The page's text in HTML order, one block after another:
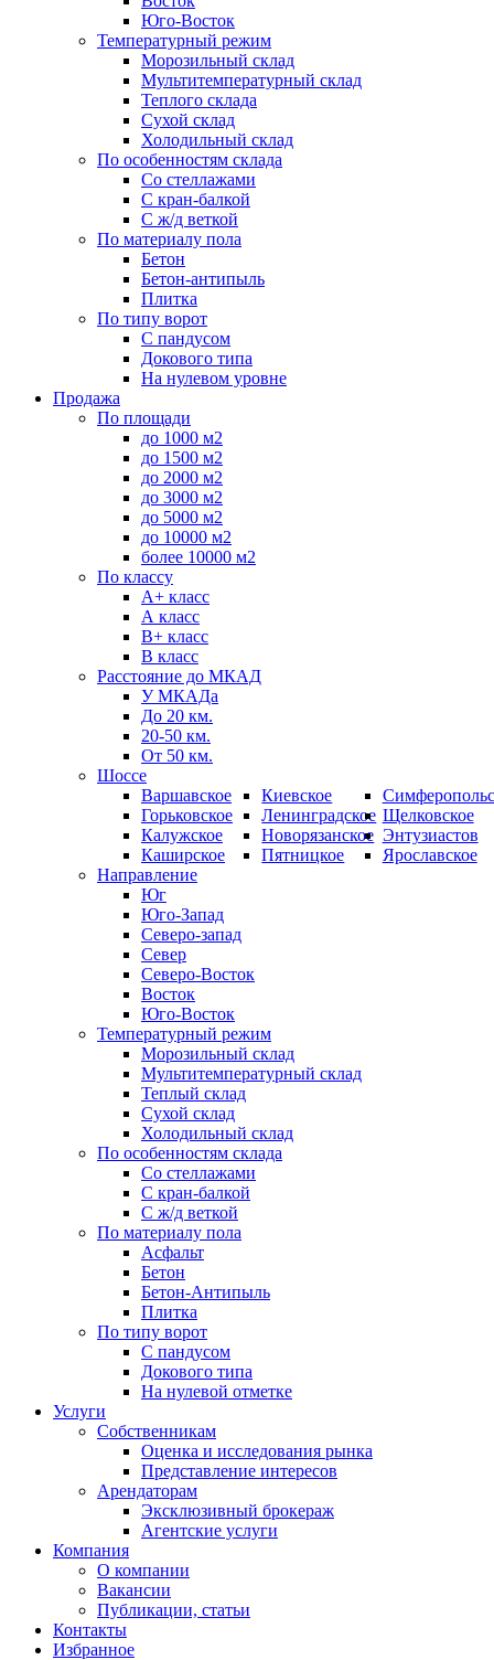
Юго-Восток
Температурный режим
Морозильный склад
Мультитемпературный склад
Теплого склада
Сухой склад
Холодильный склад
По особенностям склада
Со стеллажами
С кран-балкой
С ж/д веткой
По материалу пола
Бетон
Бетон-антипыль
Плитка
По типу ворот
С пандусом
Докового типа
На нулевом уровне
Продажа
По площади
до 1000 м2
до 1500 м2
до 2000 м2
до 3000 м2
до 5000 м2
до 10000 м2
более 10000 м2
По классу
A+ класс
А класс
В+ класс
B класс
Расстояние до МКАД
У МКАДа
До 20 км.
20-50 км.
От 50 км.
Шоссе
Варшавское
Горьковское
Калужское
Каширское
Киевское
Ленинградское
Новорязанское
Пятницкое
Щелковское
Энтузиастов
Ярославское
Направление
Юг
Юго-Запад
Северо-запад
Север
Северо-Восток
Восток
Юго-Восток
Температурный режим
Морозильный склад
Мультитемпературный склад
Теплый склад
Сухой склад
Холодильный склад
По особенностям склада
Со стеллажами
С кран-балкой
С ж/д веткой
По материалу пола
Асфальт
Бетон
Бетон-Антипыль
Плитка
По типу ворот
С пандусом
Докового типа
На нулевой отметке
Услуги
Собственникам
Оценка и исследования рынка
Представление интересов
Арендаторам
Эксклюзивный брокераж
Агентские услуги
Компания
О компании
Вакансии
Публикации, статьи
Контакты
Избранное